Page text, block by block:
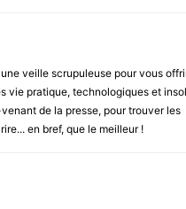
veille scrupuleuse pour vous
vie pratique, technologiques et
de la presse, pour trouver les
en bref, que le meilleur !